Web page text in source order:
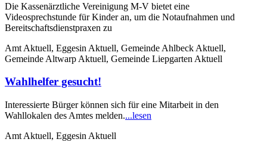
Die Kassenärztliche Vereinigung M-V bietet eine
Videosprechstunde für Kinder an, um die Notaufnahmen und
Bereitschaftsdienstpraxen zu
Amt Aktuell, Eggesin Aktuell, Gemeinde Ahlbeck Aktuell,
Gemeinde Altwarp Aktuell, Gemeinde Liepgarten Aktuell
Wahlhelfer gesucht!
Interessierte Bürger können sich für eine Mitarbeit in den
Wahllokalen des Amtes melden....lesen
Amt Aktuell, Eggesin Aktuell